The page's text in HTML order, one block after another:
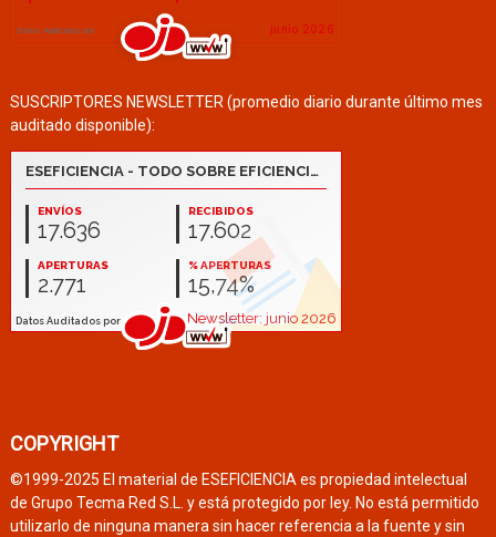
SUSCRIPTORES NEWSLETTER (promedio diario durante último mes
auditado disponible):
COPYRIGHT
©1999-2025 El material de ESEFICIENCIA es propiedad intelectual
de Grupo Tecma Red S.L. y está protegido por ley. No está permitido
utilizarlo de ninguna manera sin hacer referencia a la fuente y sin